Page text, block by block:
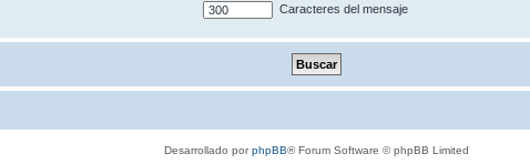
Caracteres del mensaje
Desarrollado porphpBB® Forum Software © phpBB Limited